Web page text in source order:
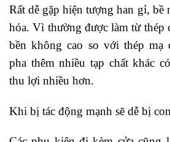
Rất dễ gặp hiện tượng han gỉ,
hóa. Vì thường được làm từ thép
bền không cao so với thép mạ
pha thêm nhiều tạp chất khác
thu lợi nhiều hơn.
Khi bị tác động mạnh sẽ dễ bị